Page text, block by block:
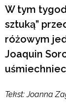
W tym
sztuką”
różowym
Joaquin
Tekst: Joanna